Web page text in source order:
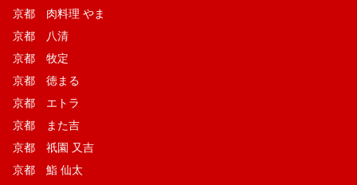
京都 肉料理 やま
京都 八清
京都 牧定
京都 徳まる
京都 エトラ
京都 また吉
京都 祇園 又吉
京都 鮨 仙太